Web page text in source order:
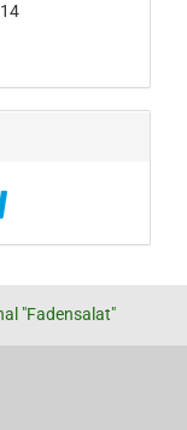
"Fadensalat"